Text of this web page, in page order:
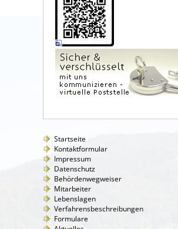
Startseite
Kontaktformular
Impressum
Datenschutz
Behördenwegweiser
Mitarbeiter
Lebenslagen
Verfahrensbeschreibungen
Formulare